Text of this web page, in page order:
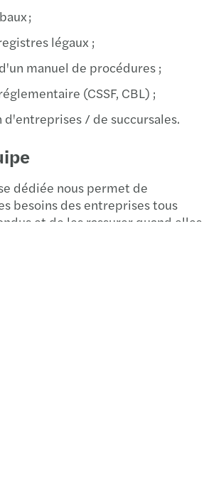
;
légaux ;
manuel de procédures ;
(CSSF, CBL) ;
/ de succursales.
dédiée nous permet de
besoins des entreprises tous
et de les rassurer quand elles